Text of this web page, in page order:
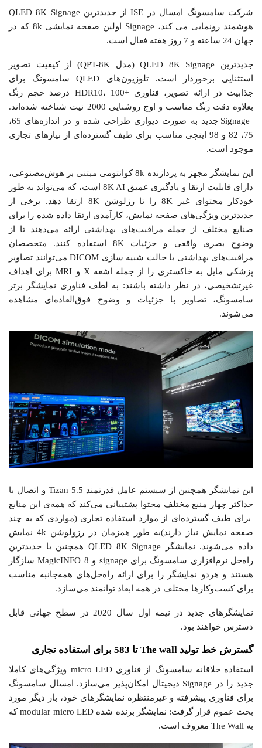
شرکت سامسونگ امسال در ISE از جدیدترین QLED 8K Signage
هوشمند رونمایی می کند، Signage اولین صفحه نمایشی 8k که در
جهان 24 ساعته و 7 روز هفته فعال است.
جدیدترین QLED 8K Signage (مدل QPT-8K) از کیفیت تصویر
استثنایی برخوردار است. تلوزیون‌های QLED سامسونگ برای
جذابیت در ارائه تصویر، فناوری +HDR10، 100 درصد حجم رنگ
بعلاوه دقت رنگ مناسب و اوج روشنایی 2000 نیت شناخته شده‌اند.
Signage جدید به صورت دیواری طراحی شده و در اندازه‌های 65،
75، 82 و 98 اینچی مناسب برای طیف گسترده‌ای از نیازهای تجاری
موجود است.
این نمایشگر مجهز به پردازنده 8k کوانتومی مبتنی بر هوش‌مصنوعی،
دارای قابلیت ارتقا و یادگیری عمیق 8K AI است، که می‌تواند به طور
خودکار محتوای غیر 8K را تا رزلوشن 8K ارتقا دهد. برخی از
جدیدترین ویژگی‌های صفحه نمایش، کارآمدی ارتقا داده شده را برای
صنایع مختلف از جمله مراقبت‌های بهداشتی ارائه می‌دهند تا از
وضوح بصری واقعی و جزئیات 8K استفاده کنند. متخصصان
مراقبت‌های بهداشتی با حالت شبیه سازی DICOM می‌توانند تصاویر
پزشکی مایل به خاکستری را از جمله اشعه X و MRI برای اهداف
غیرتشخیصی، در نظر داشته باشند: به لطف فناوری نمایشگر برتر
سامسونگ، تصاویر با جزئیات و وضوح فوق‌العاده‌ای مشاهده
می‌شوند.
این نمایشگر همچنین از سیستم عامل قدرتمند Tizan 5.5 و اتصال با
حداکثر چهار منبع مختلف محتوا پشتیبانی می‌کند که همه‌ی این منابع
برای طیف گسترده‌ای از موارد استفاده تجاری (مواردی که به چند
صفحه نمایش نیاز دارند)به طور همزمان در رزولوشن 4k نمایش
داده می‌شوند. نمایشگر QLED 8K Signage همچنین با جدیدترین
راه‌حل نرم‌افزاری سامسونگ برای signage و MagicINFO 8 سازگار
هستند و هردو نمایشگر را برای ارائه راه‌حل‌های همه‌جانبه مناسب
برای کسب‌وکار‌ها مختلف در همه ابعاد توانمند می‌سازد.
نمایشگرهای جدید در نیمه اول سال 2020 در سطح جهانی قابل
دسترس خواهند بود.
گسترش خط تولید The wall تا 583 برای استفاده تجاری
استفاده خلاقانه سامسونگ از فناوری micro LED ویژگی‌های کاملا
جدید را در Signage دیجیتال امکان‌پذیر می‌سازد. امسال سامسونگ
برای فناوری‎ پیشرفته و غیرمنتظره نمایشگر‌های خود، بار دیگر مورد
بحث عموم قرار گرفت: نمایشگر برنده شده modular micro LED که
به The Wall معروف است.